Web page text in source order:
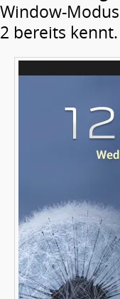
Window-
2 bereits kennt.